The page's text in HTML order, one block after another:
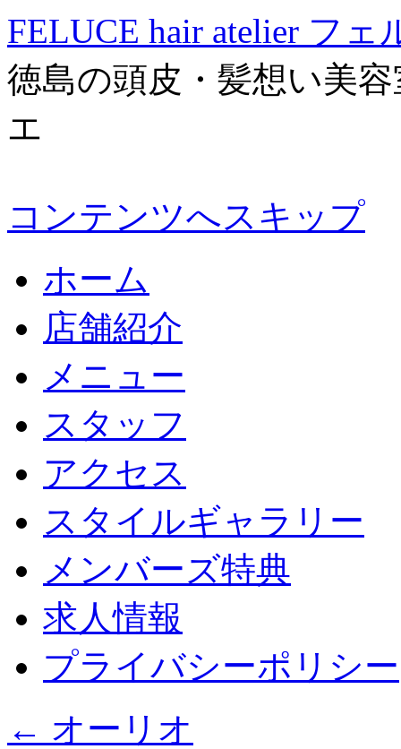
FELUCE hair atelier フェ
徳島の頭皮・髪想い美
エ
コンテンツへスキップ
ホーム
店舗紹介
メニュー
スタッフ
アクセス
スタイルギャラリー
メンバーズ特典
求人情報
プライバシーポリシー
← オーリオ